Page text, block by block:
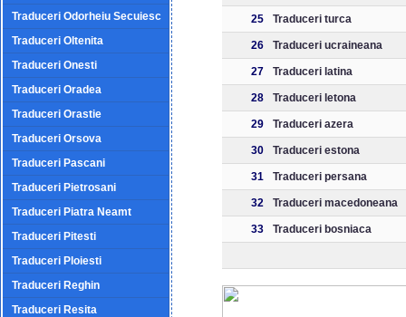
Traduceri Odorheiu Secuiesc
Traduceri Oltenita
Traduceri Onesti
Traduceri Oradea
Traduceri Orastie
Traduceri Orsova
Traduceri Pascani
Traduceri Pietrosani
Traduceri Piatra Neamt
Traduceri Pitesti
Traduceri Ploiesti
Traduceri Reghin
Traduceri Resita
25 Traduceri turca
26 Traduceri ucraineana
27 Traduceri latina
28 Traduceri letona
29 Traduceri azera
30 Traduceri estona
31 Traduceri persana
32 Traduceri macedoneana
33 Traduceri bosniaca